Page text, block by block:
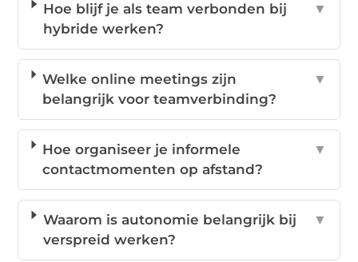
Hoe blijf je als team verbonden bij
hybride werken?
▼
Welke online meetings zijn
belangrijk voor teamverbinding?
▼
Hoe organiseer je informele
contactmomenten op afstand?
▼
Waarom is autonomie belangrijk bij
verspreid werken?
▼